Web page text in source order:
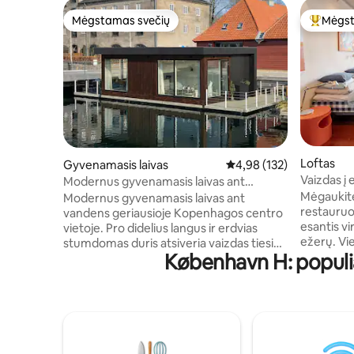
Mėgstamas svečių
Mėgstamas svečių
Gyvenamasis laivas Vidutinis įvertinimas:
4,98 (132)
Modernus gyvenamasis laivas ant
vandens · Puiki vieta centre
Modernus gyvenamasis laivas ant
vandens geriausioje Kopenhagos centro
vietoje. Pro didelius langus ir erdvias
stumdomas duris atsiveria vaizdas tiesiai į
vandenį, todėl gyvenamoji erdvė yra
restoranus ir kultūros objektus. Pateikus
Svečių
Loftas
Vaizdas į
meno ir
esantis
ežerų.
butikų ir
København H: